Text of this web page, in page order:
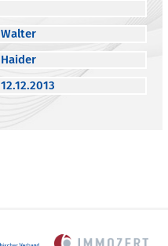
Walter
Haider
12.12.2013